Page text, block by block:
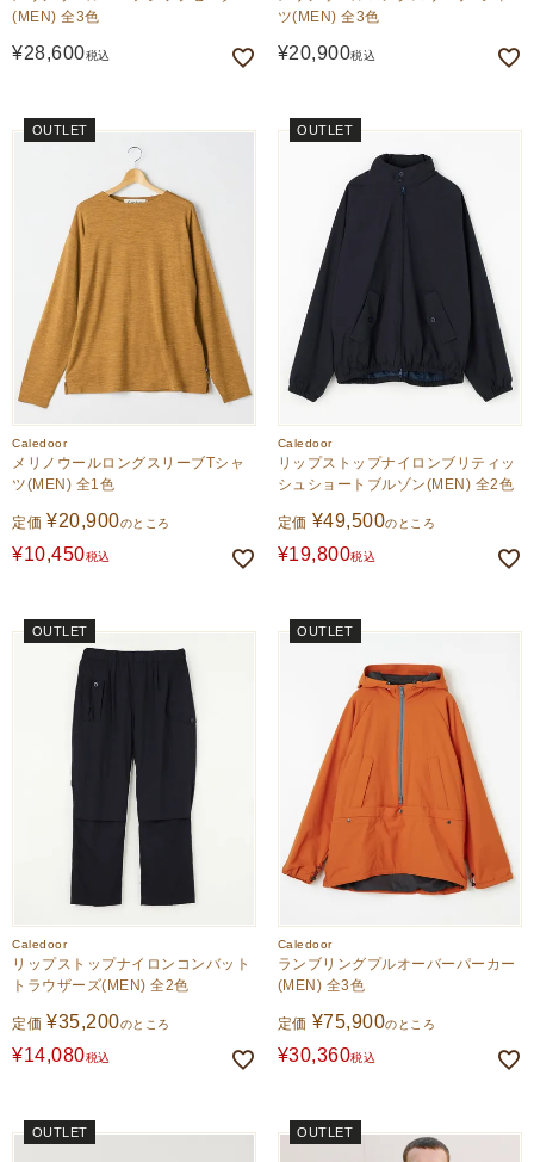
(MEN) 全3色
¥28,600税込
ツ(MEN) 全3色
¥20,900税込
OUTLET
Caledoor
メリノウールロングスリーブTシャ
ツ(MEN) 全1色
定価 ¥20,900のところ
¥10,450税込
OUTLET
Caledoor
リップストップナイロンブリティッ
シュショートブルゾン(MEN) 全2色
定価 ¥49,500のところ
¥19,800税込
OUTLET
Caledoor
リップストップナイロンコンバット
トラウザーズ(MEN) 全2色
定価 ¥35,200のところ
¥14,080税込
OUTLET
Caledoor
ランブリングプルオーバーパーカー
(MEN) 全3色
定価 ¥75,900のところ
¥30,360税込
OUTLET OUTLET